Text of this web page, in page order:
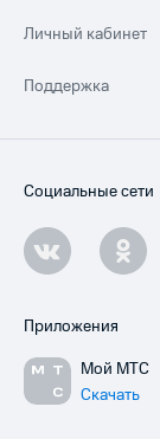
Личный кабинет
Поддержка
Социальные сети
Приложения
Мой МТС
Скачать